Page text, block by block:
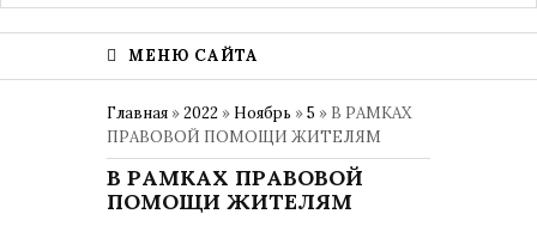
МЕНЮ САЙТА
Главная »2022 » Ноябрь »5 » В РАМКАХ
ПРАВОВОЙ ПОМОЩИ ЖИТЕЛЯМ
В РАМКАХ ПРАВОВОЙ
ПОМОЩИ ЖИТЕЛЯМ